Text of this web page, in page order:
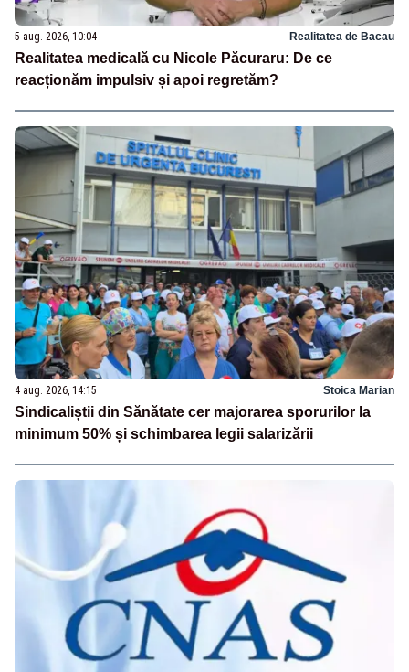
5 aug. 2026, 10:04 Realitatea de Bacau
Realitatea medicală cu Nicole Păcuraru: De ce
reacționăm impulsiv și apoi regretăm?
4 aug. 2026, 14:15 Stoica Marian
Sindicaliștii din Sănătate cer majorarea sporurilor la
minimum 50% și schimbarea legii salarizării